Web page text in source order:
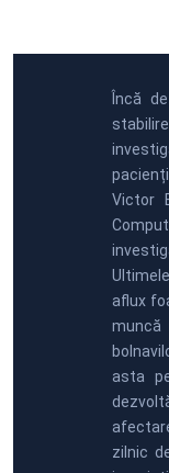
Încă
Victor
aflux
muncă
asta
zilnic